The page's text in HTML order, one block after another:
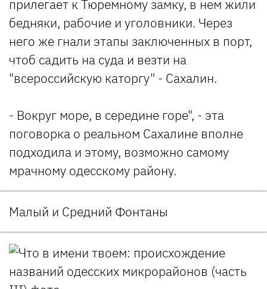
прилегает к Тюремному замку, в нем жили
бедняки, рабочие и уголовники. Через
него же гнали этапы заключенных в порт,
чтоб садить на суда и везти на
"всероссийскую каторгу" - Сахалин.
- Вокруг море, в середине горе", - эта
поговорка о реальном Сахалине вполне
подходила и этому, возможно самому
мрачному одесскому району.
Малый и Средний Фонтаны